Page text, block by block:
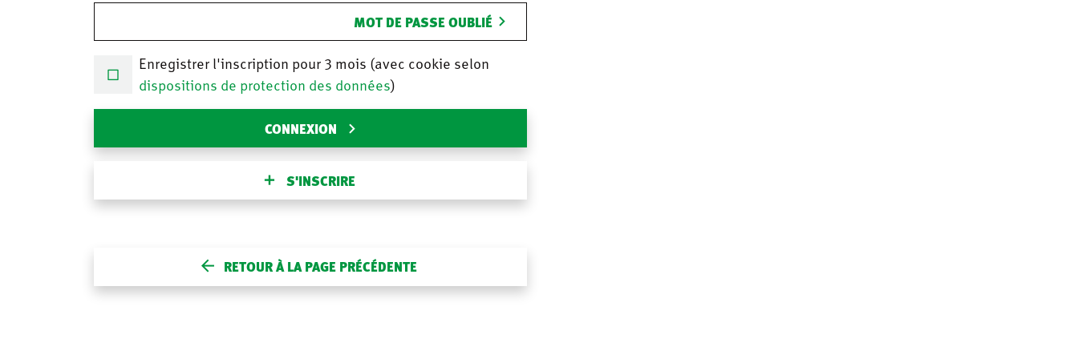
MOT DE PASSE OUBLIÉ
Enregistrer l'inscription pour 3 mois (avec cookie selon
dispositions de protection des données)
CONNEXION
S'INSCRIRE
RETOUR À LA PAGE PRÉCÉDENTE